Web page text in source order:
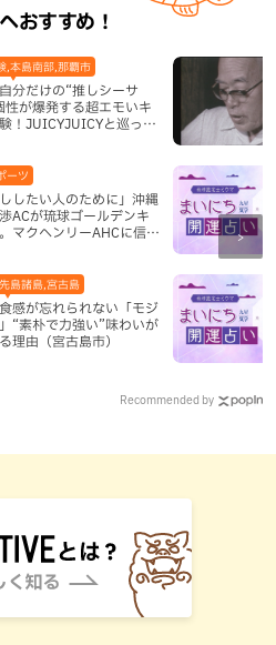
おすすめ！
分だけの“推しシーサ
性が爆発する超エモいキ
！JUICYJUICYと巡って
,本島南部,那覇市
したい人のために」沖縄
ACが琉球ゴールデンキ
マクヘンリーAHCに信頼
ーツ
感が忘れられない「モジ
“素朴で力強い”味わいが
理由（宮古島市）
島諸島,宮古島
Recommended by